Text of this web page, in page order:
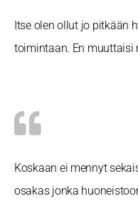
Itse olen ollut jo pitkään
toimintaan. En muuttaisi
Koskaan ei mennyt
osakas jonka